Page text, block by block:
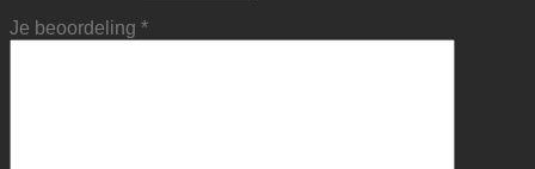
Je beoordeling *